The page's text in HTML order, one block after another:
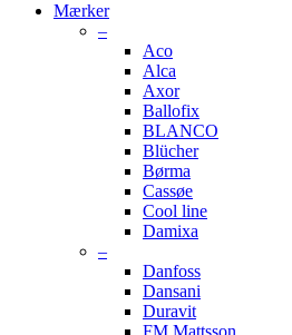
Mærker
–
Aco
Alca
Axor
Ballofix
BLANCO
Blücher
Børma
Cassøe
Cool line
Damixa
–
Danfoss
Dansani
Duravit
FM Mattsson